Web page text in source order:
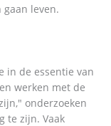
leven.
in de essentie van
werken met de
onderzoeken
te zijn. Vaak